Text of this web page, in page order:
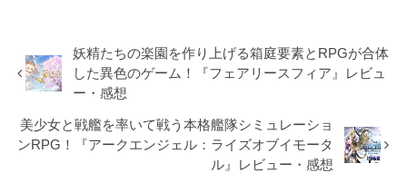
妖精たちの楽園を作り上げる箱庭要素とRPGが合体
した異色のゲーム！『フェアリースフィア』レビュ
ー・感想
美少女と戦艦を率いて戦う本格艦隊シミュレーショ
ンRPG！『アークエンジェル：ライズオブイモータ
ル』レビュー・感想